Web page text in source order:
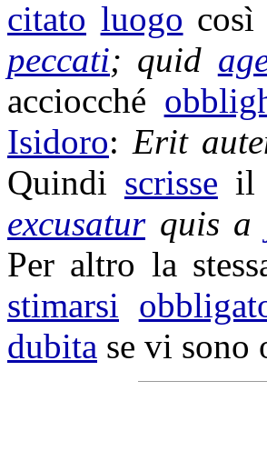
citato luogo così
peccati; quid
acciocché
Isidoro:Erit
Quindi scrisse il
excusaturquis a
Per altro la
stimarsi
dubita se vi sono